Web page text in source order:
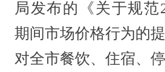
局发布的《关于规范
期间市场价格行为的
对全市餐饮、住宿、